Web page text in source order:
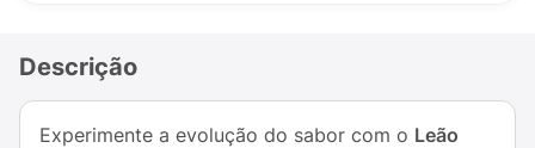
Descrição
Experimente a evolução do sabor com o Leão